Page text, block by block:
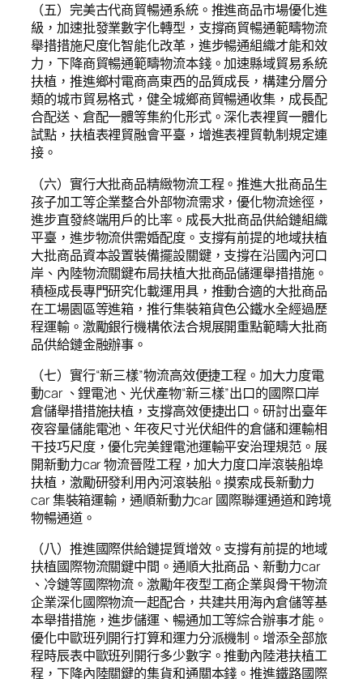
（五）完美古代商貿暢通系統。推進商品市場優化進
級，加速批發業數字化轉型，支撐商貿暢通範疇物流
舉措措施尺度化智能化改革，進步暢通組織才能和效
力，下降商貿暢通範疇物流本錢。加速縣域貿易系統
扶植，推進鄉村電商高東西的品質成長，構建分層分
類的城市貿易格式，健全城鄉商貿暢通收集，成長配
合配送、倉配一體等集約化形式。深化表裡貿一體化
試點，扶植表裡貿融會平臺，增進表裡貿軌制規定連
接。
（六）實行大批商品精緻物流工程。推進大批商品生
孩子加工等企業整合外部物流需求，優化物流途徑，
進步直發終端用戶的比率。成長大批商品供給鏈組織
平臺，進步物流供需婚配度。支撐有前提的地域扶植
大批商品資本設置裝備擺設關鍵，支撐在沿國內河口
岸、內陸物流關鍵布局扶植大批商品儲運舉措措施。
積極成長專門研究化載運用具，推動合適的大批商品
在工場園區等進箱，推行集裝箱貨色公鐵水全經過歷
程運輸。激勵銀行機構依法合規展開重點範疇大批商
品供給鏈金融辦事。
（七）實行“新三樣”物流高效便捷工程。加大力度電
動car 、鋰電池、光伏產物“新三樣”出口的國際口岸
倉儲舉措措施扶植，支撐高效便捷出口。研討出臺年
夜容量儲能電池、年夜尺寸光伏組件的倉儲和運輸相
干技巧尺度，優化完美鋰電池運輸平安治理規范。展
開新動力car 物流晉陞工程，加大力度口岸滾裝船埠
扶植，激勵研發利用內河滾裝船。摸索成長新動力
car 集裝箱運輸，通順新動力car 國際聯運通道和跨境
物暢通道。
（八）推進國際供給鏈提質增效。支撐有前提的地域
扶植國際物流關鍵中間。通順大批商品、新動力car
、冷鏈等國際物流。激勵年夜型工商企業與骨干物流
企業深化國際物流一起配合，共建共用海內倉儲等基
本舉措措施，進步儲運、暢通加工等綜合辦事才能。
優化中歐班列開行打算和運力分派機制。增添全部旅
程時辰表中歐班列開行多少數字。推動內陸港扶植工
程，下降內陸關鍵的集貨和通關本錢。推進鐵路國際